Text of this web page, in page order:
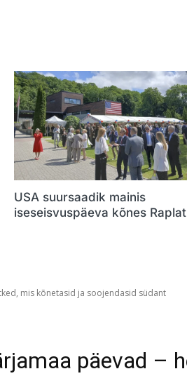
USA suursaadik mainis
iseseisvuspäeva kõnes Raplat